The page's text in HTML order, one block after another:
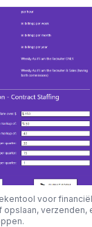
voor
verzenden,